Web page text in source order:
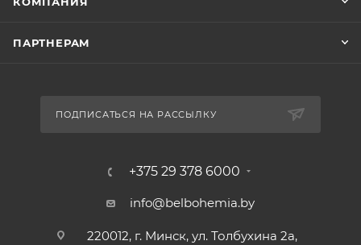
ПАРТНЕРАМ
ПОДПИСАТЬСЯ НА РАССЫЛКУ
+375 29 378 6000
info@belbohemia.by
220012, г. Минск, ул. Толбухина 2а,